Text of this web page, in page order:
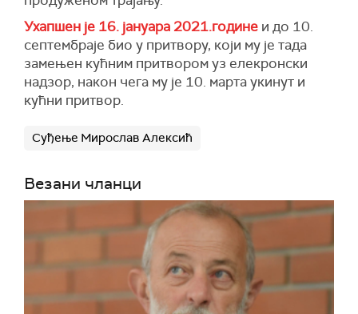
Ухапшен је 16. јануара 2021.године и до 10.
септембраје био у притвору, који му је тада
замењен кућним притвором уз елекронски
надзор, након чега му је 10. марта укинут и
кућни притвор.
Суђење Мирослав Алексић
Везани чланци